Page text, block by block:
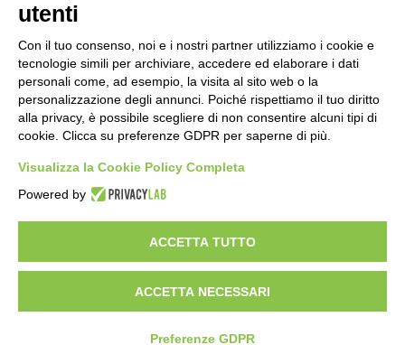
LE NOSTRE DIVISIONI
Security
Telecom
Brand distribuiti
PILE IT 16050P0000413 – © 2022 tutti i diritti riservati
utenti
Con il tuo consenso, noi e i nostri partner utilizziamo i cookie e
tecnologie simili per archiviare, accedere ed elaborare i dati
personali come, ad esempio, la visita al sito web o la
personalizzazione degli annunci. Poiché rispettiamo il tuo diritto
alla privacy, è possibile scegliere di non consentire alcuni tipi di
cookie. Clicca su preferenze GDPR per saperne di più.
Visualizza la Cookie Policy Completa
Powered by
ACCETTA TUTTO
ACCETTA NECESSARI
Preferenze GDPR